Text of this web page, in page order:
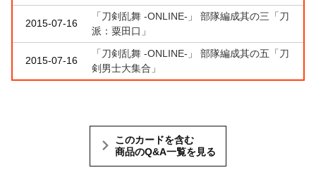
2015-07-16
「刀剣乱舞 -ONLINE-」 部隊編成其の三「刀
派：粟田口」
2015-07-16
「刀剣乱舞 -ONLINE-」 部隊編成其の五「刀
剣男士大集合」
このカードを含む
商品のQ&A一覧を見る